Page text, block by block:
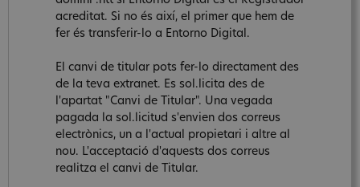
acreditat. Si no és així, el primer que hem de
fer és transferir-lo a Entorno Digital.
El canvi de titular pots fer-lo directament des
de la teva extranet. Es sol.licita des de
l'apartat "Canvi de Titular". Una vegada
pagada la sol.licitud s'envien dos correus
electrònics, un a l'actual propietari i altre al
nou. L'acceptació d'aquests dos correus
realitza el canvi de Titular.